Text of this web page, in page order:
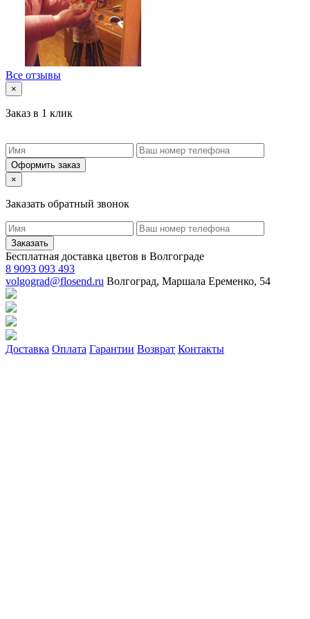
Все отзывы
×
Заказ в 1 клик
Оформить заказ
×
Заказать обратный звонок
Заказать
Бесплатная доставка цветов в Волгограде
8 9093 093 493
volgograd@flosend.ru Волгоград, Маршала Еременко, 54
Доставка Оплата Гарантии Возврат Контакты